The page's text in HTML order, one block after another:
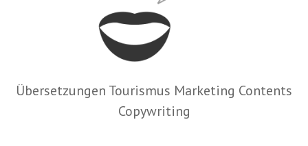
Übersetzungen Tourismus Marketing Contents
Copywriting